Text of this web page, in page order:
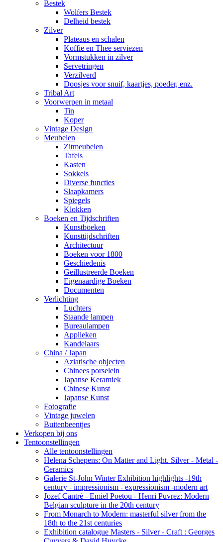
Bestek
Wolfers Bestek
Delheid bestek
Zilver
Plateaus en schalen
Koffie en Thee serviezen
Vormstukken in zilver
Servetringen
Verzilverd
Doosjes voor snuif, kaartjes, poeder, enz.
Tribal Art
Voorwerpen in metaal
Tin
Koper
Vintage Design
Meubelen
Zitmeubelen
Tafels
Kasten
Sokkels
Diverse functies
Slaapkamers
Spiegels
Klokken
Boeken en Tijdschriften
Kunstboeken
Kunsttijdschriften
Architectuur
Boeken voor 1800
Geschiedenis
Geillustreerde Boeken
Eigenaardige Boeken
Documenten
Verlichting
Luchters
Staande lampen
Bureaulampen
Applieken
Kandelaars
China / Japan
Aziatische objecten
Chinees porselein
Japanse Keramiek
Chinese Kunst
Japanse Kunst
Fotografie
Vintage juwelen
Buitenbeentjes
Verkopen bij ons
Tentoonstellingen
Alle tentoonstellingen
Helena Schepens: On Matter and Light. Silver - Metal -
Ceramics
Galerie St-John Winter Exhibition highlights -19th
century - impressionism - expressionism -modern art
Jozef Cantré - Emiel Poetou - Henri Puvrez: Modern
Belgian sculpture in the 20th century
From Monarch to Modern: masterful silver from the
18th to the 21st centuries
Exhibition catalogue Masters - Silver - Craft : Georges